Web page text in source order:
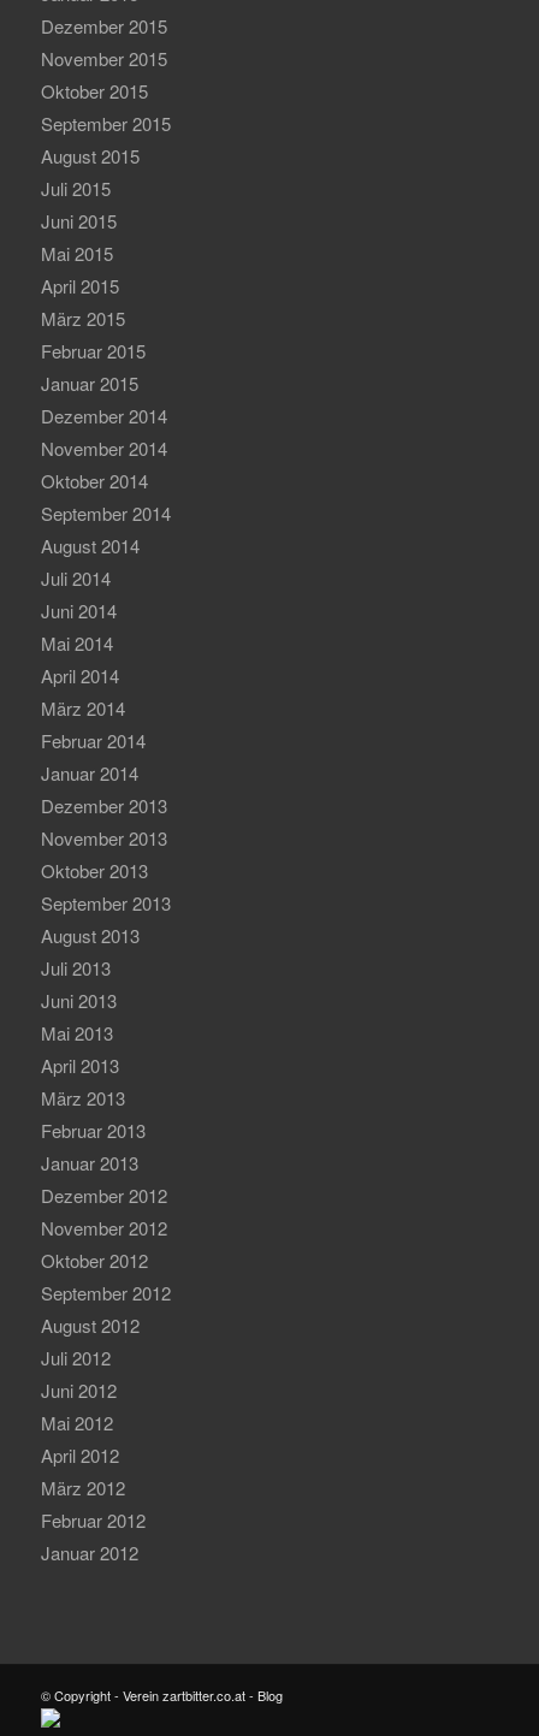
Dezember 2015
November 2015
Oktober 2015
September 2015
August 2015
Juli 2015
Juni 2015
Mai 2015
April 2015
März 2015
Februar 2015
Januar 2015
Dezember 2014
November 2014
Oktober 2014
September 2014
August 2014
Juli 2014
Juni 2014
Mai 2014
April 2014
März 2014
Februar 2014
Januar 2014
Dezember 2013
November 2013
Oktober 2013
September 2013
August 2013
Juli 2013
Juni 2013
Mai 2013
April 2013
März 2013
Februar 2013
Januar 2013
Dezember 2012
November 2012
Oktober 2012
September 2012
August 2012
Juli 2012
Juni 2012
Mai 2012
April 2012
März 2012
Februar 2012
Januar 2012
© Copyright - Verein zartbitter.co.at - Blog